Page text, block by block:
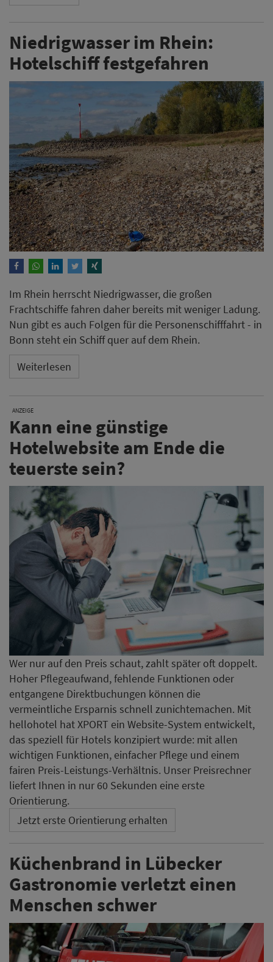
Niedrigwasser im Rhein:
Hotelschiff festgefahren
Im Rhein herrscht Niedrigwasser, die großen
Frachtschiffe fahren daher bereits mit weniger Ladung.
Nun gibt es auch Folgen für die Personenschifffahrt - in
Bonn steht ein Schiff quer auf dem Rhein.
Weiterlesen
ANZEIGE
Kann eine günstige
Hotelwebsite am Ende die
teuerste sein?
Wer nur auf den Preis schaut, zahlt später oft doppelt.
Hoher Pflegeaufwand, fehlende Funktionen oder
entgangene Direktbuchungen können die
vermeintliche Ersparnis schnell zunichtemachen. Mit
hellohotel hat XPORT ein Website-System entwickelt,
das speziell für Hotels konzipiert wurde: mit allen
wichtigen Funktionen, einfacher Pflege und einem
fairen Preis-Leistungs-Verhältnis. Unser Preisrechner
liefert Ihnen in nur 60 Sekunden eine erste
Orientierung.
Jetzt erste Orientierung erhalten
Küchenbrand in Lübecker
Gastronomie verletzt einen
Menschen schwer